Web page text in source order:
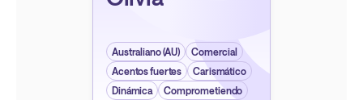
Australiano (AU)
Comercial
Acentos fuertes
Carismático
Dinámica
Comprometiendo